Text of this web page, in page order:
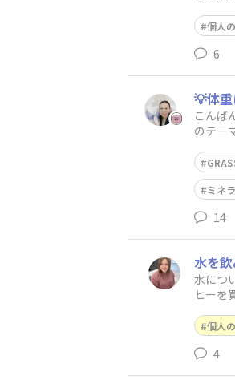
個人
6
💡体
こんば
のテー
ミネ
14
水を
水につ
ヒーを
個人
4